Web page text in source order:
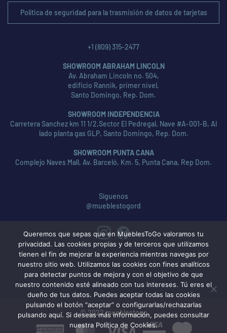
Política de seguridad para la trasmisión de datos de tarjetas
+1 (809) 315-2477
SHOWROOM ABRAHAM LINCOLN
Av. Abraham Lincoln no. 504,
edificio Rannik, primer nivel,
Santo Domingo, Rep. Dom.
SHOWROOM INDEPENDENCIA
Carretera Sanchez km 11 1/2,Sector El Pedregal, Nave #A-001-B, Al
lado planta gas GLP, Santo Domingo, Rep. Dom.
SHOWROOM PUNTA CANA
Complejo Naves Mall, Av. Barceló, Km. 5, Punta Cana, Rep Dom.
Síguenos
@mueblestogord
American MasterCardVisa
© 2022 mueblestogo
Queremos que sepas que en MueblesToGo valoramos tu
privacidad. Las cookies propias y de terceros que utilizamos
tienen el fin de mejorar la experiencia mientras navegas por
nuestro sitio web. Utilizamos las cookies con fines analíticos
para detectar puntos de mejora y con el objetivo de que
nuestro contenido esté alineado con tus intereses. Tú eres el
dueño de tus datos. Puedes aceptar todas las cookies
pulsando el botón “aceptar” o configurarlas/rechazarlas
pulsando aquí. Si deseas más información, puedes consultar
nuestra Política de Cookies.